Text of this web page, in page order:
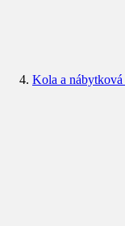
Kola a nábytková